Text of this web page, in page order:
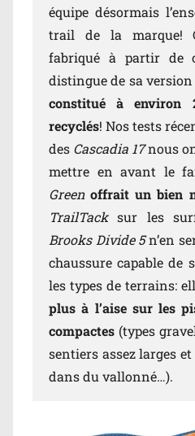
équipe désormais
trail de la marque!
fabriqué à partir de
distingue de sa
constitué à environ
recyclés! Nos tests
des Cascadia 17nous
mettre en avant le
Greenoffrait un bien
TrailTacksur les
Brooks Divide 5n’en
chaussure capable de
les types de terrains:
plus à l’aise sur les
compactes (types
sentiers assez larges
dans du vallonné…).